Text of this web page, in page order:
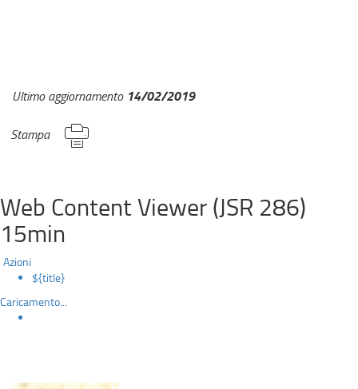
Ultimo aggiornamento 14/02/2019
Stampa
Web Content Viewer (JSR 286)
15min
Azioni
${title}
Caricamento...